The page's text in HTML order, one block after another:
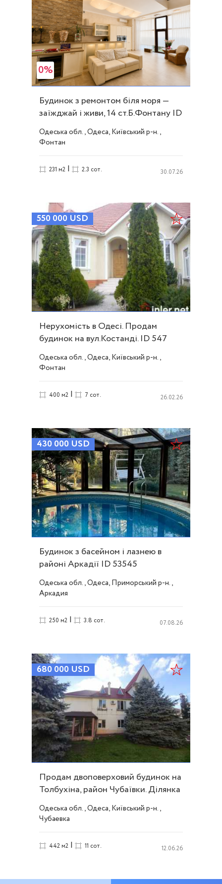
0%
Будинок з ремонтом біля моря —
заїжджай і живи, 14 ст.Б.Фонтану ID
19232
Одеська обл., Одеса, Київський р-н.,
Фонтан
231 м2 | 2.3 сот. 30.07.26
550 000 USD
Нерухомість в Одесі. Продам
будинок на вул.Костанді. ID 547
Одеська обл., Одеса, Київський р-н.,
Фонтан
400 м2 | 7 сот. 26.02.26
430 000 USD
Будинок з басейном і лазнею в
районі Аркадії ID 53545
Одеська обл., Одеса, Приморський р-н.,
Аркадия
250 м2 | 3.8 сот. 07.08.26
680 000 USD
Продам двоповерховий будинок на
Толбухіна, район Чубаївки. Ділянка
11 соток. ID 11838
Одеська обл., Одеса, Київський р-н.,
Чубаевка
442 м2 | 11 сот. 12.06.26